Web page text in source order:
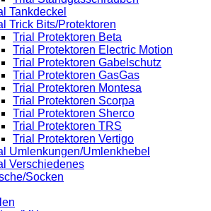
Tankdeckel
Trick Bits/Protektoren
Trial Protektoren Beta
Trial Protektoren Electric Motion
Trial Protektoren Gabelschutz
Trial Protektoren GasGas
Trial Protektoren Montesa
Trial Protektoren Scorpa
Trial Protektoren Sherco
Trial Protektoren TRS
Trial Protektoren Vertigo
Umlenkungen/Umlenkhebel
Verschiedenes
Socken